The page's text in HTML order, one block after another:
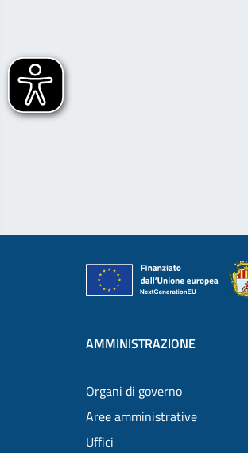
AMMINISTRAZIONE
Organi di governo
Aree amministrative
Uffici